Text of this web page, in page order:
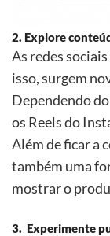
2. Explore
As redes
isso, surgem
Dependendo
os Reels do
Além de ficar a
também uma
mostrar o
3. Experimente